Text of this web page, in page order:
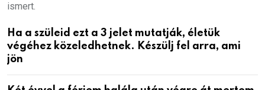
ismert.
Ha a szüleid ezt a 3 jelet mutatják, életük
végéhez közeledhetnek. Készülj fel arra, ami
jön